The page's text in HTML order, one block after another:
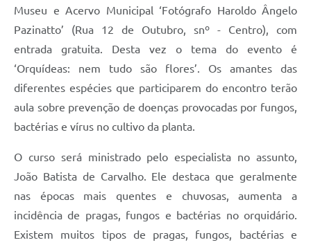
Links
Telefones Úteis
Enquete
Agenda
Contato
Museu e Acervo Municipal ‘Fotógrafo Haroldo Ângelo
Pazinatto’ (Rua 12 de Outubro, snº - Centro), com
entrada gratuita. Desta vez o tema do evento é
‘Orquídeas: nem tudo são flores’. Os amantes das
diferentes espécies que participarem do encontro terão
aula sobre prevenção de doenças provocadas por fungos,
bactérias e vírus no cultivo da planta.
O curso será ministrado pelo especialista no assunto,
João Batista de Carvalho. Ele destaca que geralmente
nas épocas mais quentes e chuvosas, aumenta a
incidência de pragas, fungos e bactérias no orquidário.
Existem muitos tipos de pragas, fungos, bactérias e